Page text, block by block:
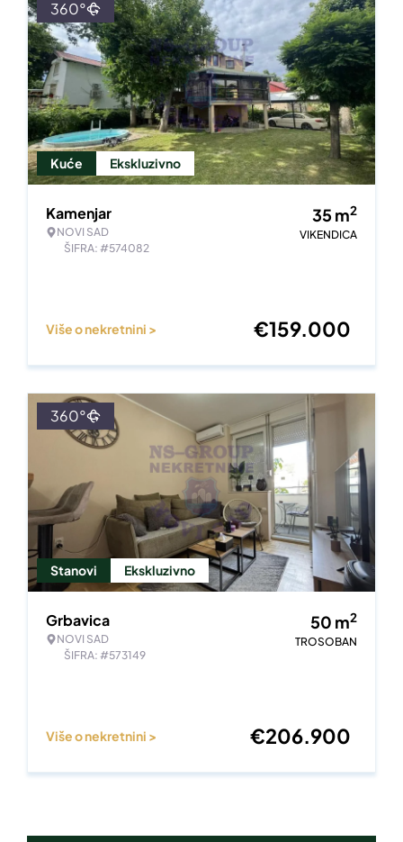
Kuće Ekskluzivno
360°
Kamenjar
NOVI SAD
ŠIFRA: #574082
35m2
VIKENDICA
Više o nekretnini > €159.000
Stanovi Ekskluzivno
360°
Grbavica
NOVI SAD
ŠIFRA: #573149
50 m2
TROSOBAN
Više o nekretnini > €206.900